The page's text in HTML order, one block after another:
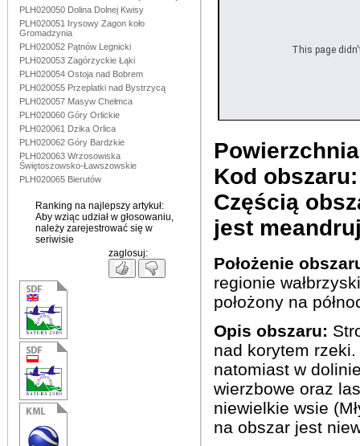
PLH020050 Dolina Dolnej Kwisy
PLH020051 Irysowy Zagon koło
Gromadzynia
PLH020052 Pątnów Legnicki
PLH020053 Zagórzyckie Łąki
PLH020054 Ostoja nad Bobrem
PLH020055 Przeplatki nad Bystrzycą
PLH020057 Masyw Chełmca
PLH020060 Góry Orlickie
PLH020061 Dzika Orlica
PLH020062 Góry Bardzkie
PLH020063 Wrzosowiska
Świętoszowsko-Ławszowskie
PLH020065 Bierutów
Ranking na najlepszy artykuł:
Aby wziąc udział w głosowaniu,
należy zarejestrować się w
seriwisie
zaglosuj:
This page
Powierzchnia
Kod
Częścią
jest
Położenie
regionie
położony na
Opis obszaru:
nad korytem
natomiast w
wierzbowe oraz
niewielkie wsie
na obszar jest